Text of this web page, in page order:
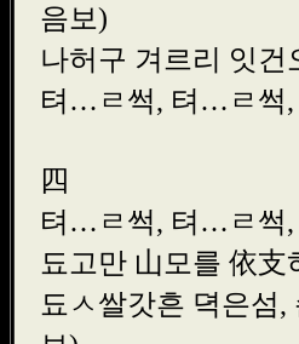
음보)
나허구 겨
텨…ㄹ썩, 텨…
四
텨…ㄹ썩, 텨
됴고만 山
됴ㅅ쌀갓흔 뎍